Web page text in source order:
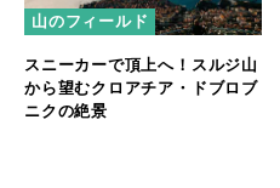
山のフィールド
スニーカーで頂上へ！スルジ山
から望むクロアチア・ドブロブ
ニクの絶景